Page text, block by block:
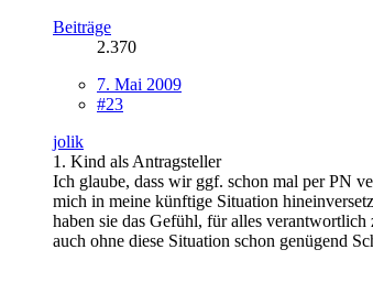
Beiträge
2.370
7. Mai 2009
#23
jolik
1. Kind als Antragsteller
Ich glaube, dass wir ggf. schon mal per PN
mich in meine künftige Situation
haben sie das Gefühl, für alles
auch ohne diese Situation schon genügend